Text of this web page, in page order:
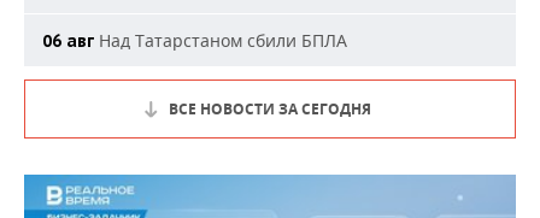
06 авг Над Татарстаном сбили БПЛА
ВСЕ НОВОСТИ ЗА СЕГОДНЯ